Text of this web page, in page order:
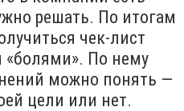
решать. По итогам
чек-лист
По нему
можно понять —
цели или нет.